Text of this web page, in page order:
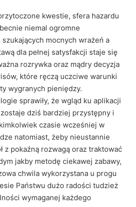
kwestie, sfera hazardu
niemal ogromne
mocnych wrażeń a
dla pełnej satysfakcji staje się
rozrywka oraz mądry decyzja
które ręczą uczciwe warunki
wygranych pieniędzy.
sprawiły, że wgląd ku aplikacji
dziś bardziej przystępny i
czasie wcześniej w
natomiast, żeby nieustannie
z pokaźną rozwagą oraz traktować
jakby metodę ciekawej zabawy,
chwila wykorzystana u progu
Państwu dużo radości tudzież
wymaganej każdego